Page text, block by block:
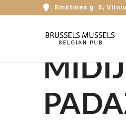
Rinktinės g. 5,